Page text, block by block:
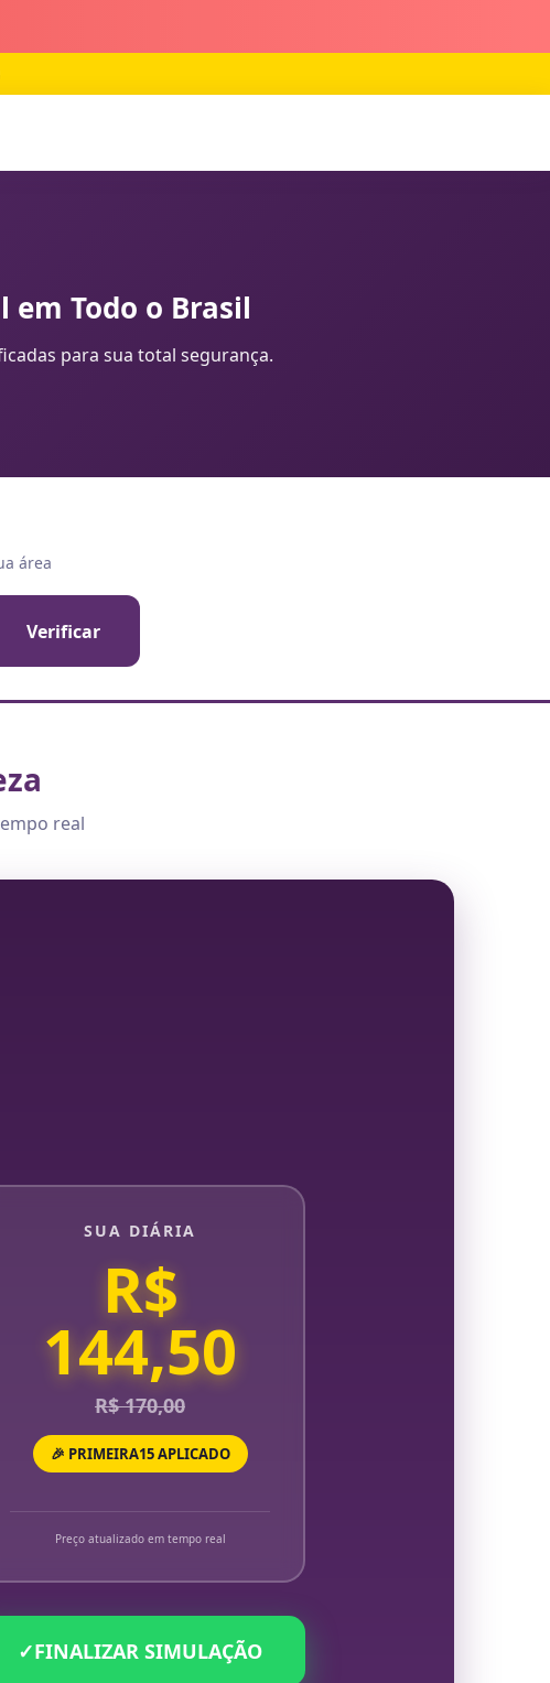
em Todo o Brasil
para sua total segurança.
área
Verificar
real
SUA DIÁRIA
R$
144,50
R$ 170,00
🎉 PRIMEIRA15 APLICADO
Preço atualizado em tempo real
✓FINALIZAR SIMULAÇÃO